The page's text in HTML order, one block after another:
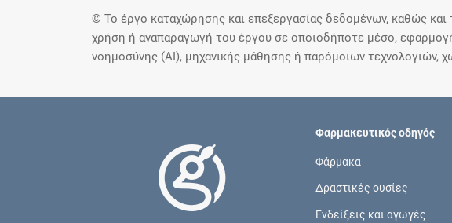
© Το έργο καταχώρησης και επεξεργασίας δεδομένων, καθώς και
χρήση ή αναπαραγωγή του έργου σε οποιοδήποτε μέσο,
νοημοσύνης (AI), μηχανικής μάθησης ή παρόμοιων τεχνολογιών,
Φαρμακευτικός οδηγός
Φάρμακα
Δραστικές ουσίες
Ενδείξεις και αγωγές